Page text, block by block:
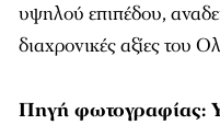
υψηλού επιπέδου,
διαχρονικές αξίες του
Πηγή φωτογραφίας: